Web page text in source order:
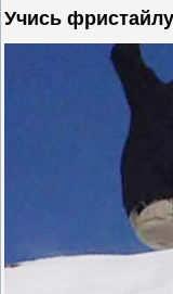
Учись фристайлу